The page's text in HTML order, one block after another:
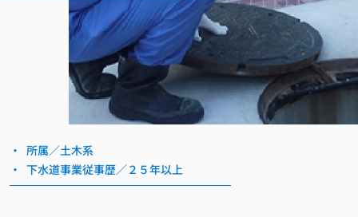
所属／土木系
下水道事業従事歴／２５年以上